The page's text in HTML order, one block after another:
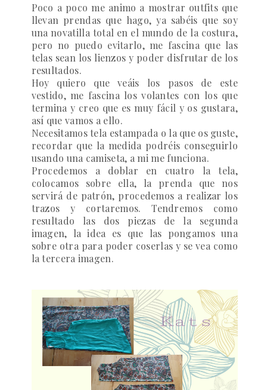
Poco a poco me animo a mostrar outfits que
llevan prendas que hago, ya sabéis que soy
una novatilla total en el mundo de la costura,
pero no puedo evitarlo, me fascina que las
telas sean los lienzos y poder disfrutar de los
resultados.
Hoy quiero que veáis los pasos de este
vestido, me fascina los volantes con los que
termina y creo que es muy fácil y os gustara,
así que vamos a ello.
Necesitamos tela estampada o la que os guste,
recordar que la medida podréis conseguirlo
usando una camiseta, a mi me funciona.
Procedemos a doblar en cuatro la tela,
colocamos sobre ella, la prenda que nos
servirá de patrón, procedemos a realizar los
trazos y cortaremos. Tendremos como
resultado las dos piezas de la segunda
imagen, la idea es que las pongamos una
sobre otra para poder coserlas y se vea como
la tercera imagen.